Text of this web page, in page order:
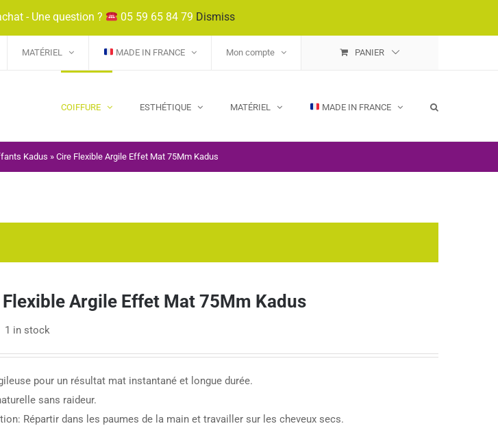
MATÉRIEL MADE IN FRANCE Mon compte PANIER
COIFFURE ESTHÉTIQUE MATÉRIEL MADE IN FRANCE
Kadus » Cire Flexible Argile Effet Mat 75Mm Kadus
Flexible Argile Effet Mat 75Mm Kadus
1 in stock
pour un résultat mat instantané et longue durée.
sans raideur.
Répartir dans les paumes de la main et travailler sur les cheveux secs.
- Une question ? 05 59 65 84 79 Dismiss